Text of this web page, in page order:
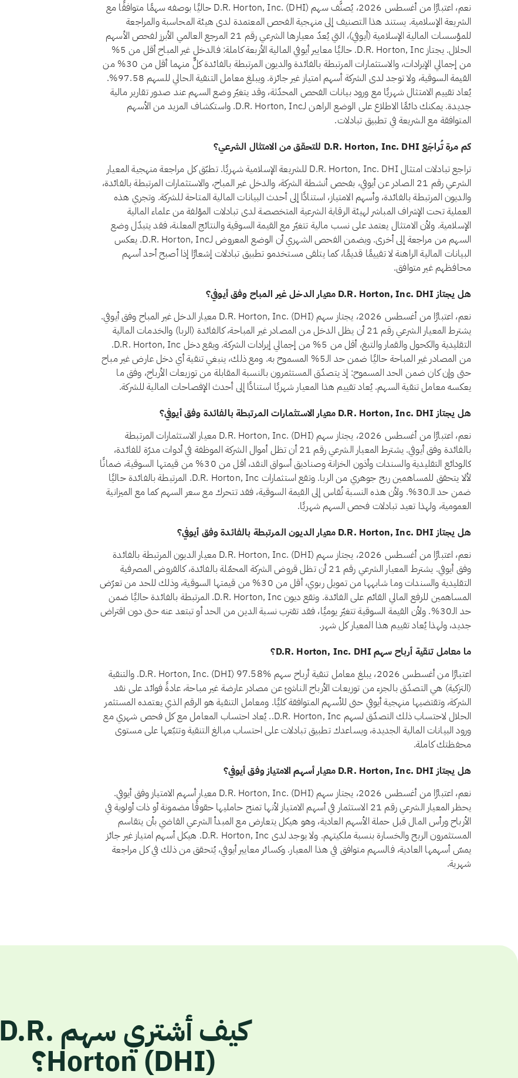
نعم، اعتبارًا من أغسطس 2026، يُصنَّف سهم D.R. Horton, Inc. (DHI) حاليًا بوصفه سهمًا متوافقًا مع
الشريعة الإسلامية. يستند هذا التصنيف إلى منهجية الفحص المعتمدة لدى هيئة المحاسبة والمراجعة
للمؤسسات المالية الإسلامية (أيوفي)، التي يُعدّ معيارها الشرعي رقم 21 المرجع العالمي الأبرز لفحص الأسهم
الحلال. يجتاز D.R. Horton, Inc. حاليًا معايير أيوفي المالية الأربعة كاملة: فالدخل غير المباح أقل من 5%
من إجمالي الإيرادات، والاستثمارات المرتبطة بالفائدة والديون المرتبطة بالفائدة كلٌّ منهما أقل من 30% من
القيمة السوقية، ولا توجد لدى الشركة أسهم امتياز غير جائزة. ويبلغ معامل التنقية الحالي للسهم 97.58%.
يُعاد تقييم الامتثال شهريًا مع ورود بيانات الفحص المحدّثة، وقد يتغيّر وضع السهم عند صدور تقارير مالية
جديدة. يمكنك دائمًا الاطلاع على الوضع الراهن لـD.R. Horton, Inc. واستكشاف المزيد من الأسهم
المتوافقة مع الشريعة في تطبيق تبادلات.
كم مرة تُراجَع D.R. Horton, Inc. DHI للتحقق من الامتثال الشرعي؟
تراجع تبادلات امتثال D.R. Horton, Inc. DHI للشريعة الإسلامية شهريًا. تطبّق كل مراجعة منهجية المعيار
الشرعي رقم 21 الصادر عن أيوفي، بفحص أنشطة الشركة، والدخل غير المباح، والاستثمارات المرتبطة بالفائدة،
والديون المرتبطة بالفائدة، وأسهم الامتياز، استنادًا إلى أحدث البيانات المالية المتاحة للشركة. وتجري هذه
العملية تحت الإشراف المباشر لهيئة الرقابة الشرعية المتخصصة لدى تبادلات المؤلفة من علماء المالية
الإسلامية. ولأن الامتثال يعتمد على نسب مالية تتغيّر مع القيمة السوقية والنتائج المعلنة، فقد يتبدّل وضع
السهم من مراجعة إلى أخرى. ويضمن الفحص الشهري أن الوضع المعروض لـD.R. Horton, Inc. يعكس
البيانات المالية الراهنة لا تقييمًا قديمًا، كما يتلقى مستخدمو تطبيق تبادلات إشعارًا إذا أصبح أحد أسهم
محافظهم غير متوافق.
هل يجتاز D.R. Horton, Inc. DHI معيار الدخل غير المباح وفق أيوفي؟
نعم، اعتبارًا من أغسطس 2026، يجتاز سهم D.R. Horton, Inc. (DHI) معيار الدخل غير المباح وفق أيوفي.
يشترط المعيار الشرعي رقم 21 أن يظل الدخل من المصادر غير المباحة، كالفائدة (الربا) والخدمات المالية
التقليدية والكحول والقمار والتبغ، أقل من 5% من إجمالي إيرادات الشركة. ويقع دخل D.R. Horton, Inc.
من المصادر غير المباحة حاليًا ضمن حد الـ5% المسموح به. ومع ذلك، ينبغي تنقية أي دخل عارض غير مباح
حتى وإن كان ضمن الحد المسموح: إذ يتصدّق المستثمرون بالنسبة المقابلة من توزيعات الأرباح، وفق ما
يعكسه معامل تنقية السهم. يُعاد تقييم هذا المعيار شهريًا استنادًا إلى أحدث الإفصاحات المالية للشركة.
هل يجتاز D.R. Horton, Inc. DHI معيار الاستثمارات المرتبطة بالفائدة وفق أيوفي؟
نعم، اعتبارًا من أغسطس 2026، يجتاز سهم D.R. Horton, Inc. (DHI) معيار الاستثمارات المرتبطة
بالفائدة وفق أيوفي. يشترط المعيار الشرعي رقم 21 أن تظل أموال الشركة الموظفة في أدوات مدرّة للفائدة،
كالودائع التقليدية والسندات وأذون الخزانة وصناديق أسواق النقد، أقل من 30% من قيمتها السوقية، ضمانًا
لألا يتحقق للمساهمين ربح جوهري من الربا. وتقع استثمارات D.R. Horton, Inc. المرتبطة بالفائدة حاليًا
ضمن حد الـ30%. ولأن هذه النسبة تُقاس إلى القيمة السوقية، فقد تتحرك مع سعر السهم كما مع الميزانية
العمومية، ولهذا تعيد تبادلات فحص السهم شهريًا.
هل يجتاز D.R. Horton, Inc. DHI معيار الديون المرتبطة بالفائدة وفق أيوفي؟
نعم، اعتبارًا من أغسطس 2026، يجتاز سهم D.R. Horton, Inc. (DHI) معيار الديون المرتبطة بالفائدة
وفق أيوفي. يشترط المعيار الشرعي رقم 21 أن تظل قروض الشركة المحمّلة بالفائدة، كالقروض المصرفية
التقليدية والسندات وما شابهها من تمويل ربوي، أقل من 30% من قيمتها السوقية، وذلك للحد من تعرّض
المساهمين للرفع المالي القائم على الفائدة. وتقع ديون D.R. Horton, Inc. المرتبطة بالفائدة حاليًا ضمن
حد الـ30%. ولأن القيمة السوقية تتغيّر يوميًا، فقد تقترب نسبة الدين من الحد أو تبتعد عنه حتى دون اقتراض
جديد، ولهذا يُعاد تقييم هذا المعيار كل شهر.
ما معامل تنقية أرباح سهم D.R. Horton, Inc. DHI؟
اعتبارًا من أغسطس 2026، يبلغ معامل تنقية أرباح سهم D.R. Horton, Inc. (DHI) 97.58%. والتنقية
(التزكية) هي التصدّق بالجزء من توزيعات الأرباح الناشئ عن مصادر عارضة غير مباحة، عادةً فوائد على نقد
الشركة، وتقتضيها منهجية أيوفي حتى للأسهم المتوافقة كليًا. ومعامل التنقية هو الرقم الذي يعتمده المستثمر
الحلال لاحتساب ذلك التصدّق لسهم D.R. Horton, Inc.. يُعاد احتساب المعامل مع كل فحص شهري مع
ورود البيانات المالية الجديدة، ويساعدك تطبيق تبادلات على احتساب مبالغ التنقية وتتبّعها على مستوى
محفظتك كاملة.
هل يجتاز D.R. Horton, Inc. DHI معيار أسهم الامتياز وفق أيوفي؟
نعم، اعتبارًا من أغسطس 2026، يجتاز سهم D.R. Horton, Inc. (DHI) معيار أسهم الامتياز وفق أيوفي.
يحظر المعيار الشرعي رقم 21 الاستثمار في أسهم الامتياز لأنها تمنح حامليها حقوقًا مضمونة أو ذات أولوية في
الأرباح ورأس المال قبل حملة الأسهم العادية، وهو هيكل يتعارض مع المبدأ الشرعي القاضي بأن يتقاسم
المستثمرون الربح والخسارة بنسبة ملكيتهم. ولا يوجد لدى D.R. Horton, Inc. هيكل أسهم امتياز غير جائز
يمسّ أسهمها العادية، فالسهم متوافق في هذا المعيار. وكسائر معايير أيوفي، يُتحقق من ذلك في كل مراجعة
شهرية.
كيف أشتري سهم D.R.
Horton (DHI)؟